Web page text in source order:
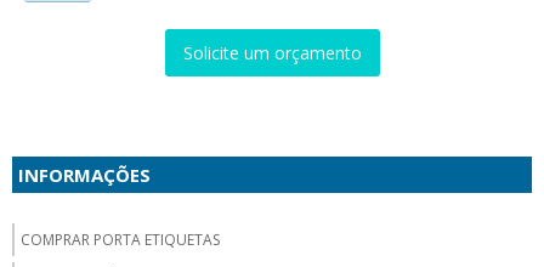
Solicite um orçamento
INFORMAÇÕES
COMPRAR PORTA ETIQUETAS